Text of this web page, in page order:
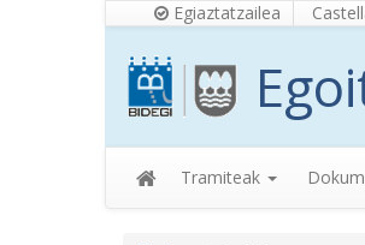
Egiaztatzailea
Tramiteak